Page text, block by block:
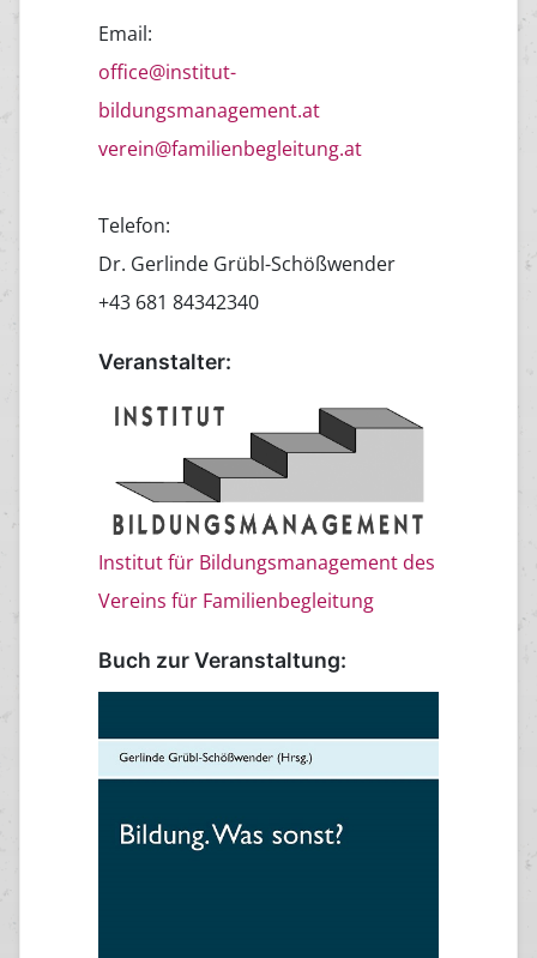
Email:
office@institut-
bildungsmanagement.at
verein@familienbegleitung.at
Telefon:
Dr. Gerlinde Grübl-Schößwender
+43 681 84342340
Veranstalter:
Institut für Bildungsmanagement des
Vereins für Familienbegleitung
Buch zur Veranstaltung: